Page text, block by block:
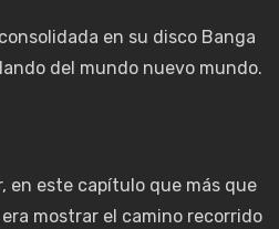
en su disco Banga
del mundo nuevo mundo.
en este capítulo que más que
mostrar el camino recorrido